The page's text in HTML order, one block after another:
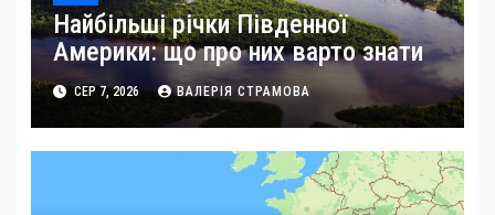
Найбільші річки Південної
Америки: що про них варто знати
СЕР 7, 2026 ВАЛЕРІЯ СТРАМОВА